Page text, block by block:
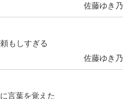
佐藤ゆき乃
もしすぎる
佐藤ゆき乃
言葉を覚えた